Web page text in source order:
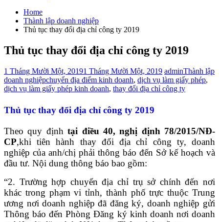
Home
Thành lập doanh nghiệp
Thủ tục thay đổi địa chỉ công ty 2019
Thủ tục thay đổi địa chỉ công ty 2019
1 Tháng Mười Một, 20191 Tháng Mười Một, 2019 adminThành lập
doanh nghiệpchuyển địa điểm kinh doanh, dịch vụ làm giấy phép,
dịch vụ làm giấy phép kinh doanh, thay đổi địa chỉ công ty
Thủ tục thay đổi địa chỉ công ty 2019
Theo quy địnhtại điều 40, nghị định 78/2015/NĐ-
CP,khi tiên hành thay đổi địa chỉ công ty, doanh
nghiệp của anh/chị phải thông báo đến Sở kế hoạch và
đầu tư. Nội dung thông báo bao gồm:
“2. Trường hợp chuyển địa chỉ trụ sở chính đến nơi
khác trong phạm vi tỉnh, thành phố trực thuộc Trung
ương nơi doanh nghiệp đã đăng ký, doanh nghiệp gửi
Thông báo đến Phòng Đăng ký kinh doanh nơi doanh